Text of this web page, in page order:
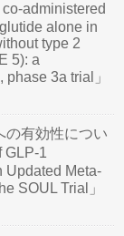
administered
alone in
type 2
5): a
3a trial」
の有効性につい
GLP-1
Updated Meta-
SOUL Trial」